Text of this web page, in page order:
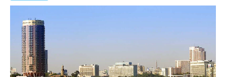
Philippe Lauer.
d’architecture telle que la fameuse mosquée Mohammed Ali.
Déjeuner égyptien
Dans l’après-midi, découverte du Caire fatimide et
Khan El Khalili,
labyrinthe de boutiques et d’échoppes grouillant
de monde.
Dîner et nuit à l’hôtel.